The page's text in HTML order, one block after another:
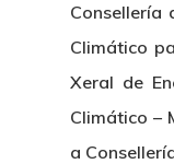
Consellería
Climático
Xeral de
Climático –
a